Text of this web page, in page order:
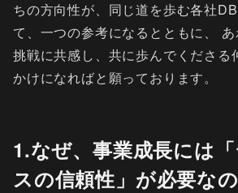
ちの方向性が、同じ道を歩む各社
て、一つの参考になるとともに、
挑戦に共感し、共に歩んでくださる
かけになればと願っております。
1.なぜ、事業成長には
スの信頼性」が必要な